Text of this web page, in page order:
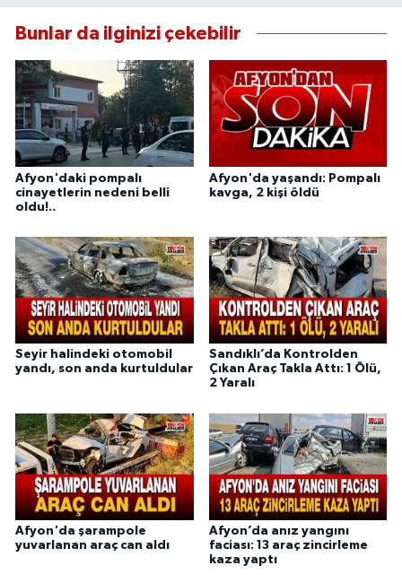
Bunlar da ilginizi çekebilir
Afyon'daki pompalı
cinayetlerin nedeni belli
oldu!..
Afyon'da yaşandı: Pompalı
kavga, 2 kişi öldü
Seyir halindeki otomobil
yandı, son anda kurtuldular
Sandıklı’da Kontrolden
Çıkan Araç Takla Attı: 1 Ölü,
2 Yaralı
Afyon'da şarampole
yuvarlanan araç can aldı
Afyon’da anız yangını
faciası: 13 araç zincirleme
kaza yaptı